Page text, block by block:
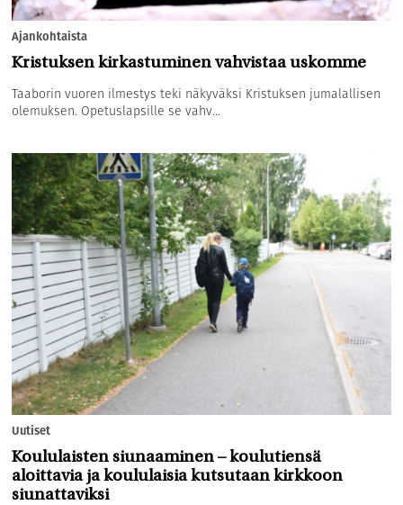
Ajankohtaista
Kristuksen kirkastuminen vahvistaa uskomme
Taaborin vuoren ilmestys teki näkyväksi Kristuksen jumalallisen
olemuksen. Opetuslapsille se vahv...
Uutiset
Koululaisten siunaaminen – koulutiensä
aloittavia ja koululaisia kutsutaan kirkkoon
siunattaviksi